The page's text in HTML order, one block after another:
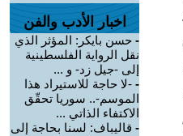
اخبار الأدب والفن
- حسن بايكر: المؤثر الذي
نقل الرواية الفلسطينية
إلى -جيل زد- و ...
- -لا حاجة للاستيراد هذا
الموسم-.. سوريا تحقّق
الاكتفاء الذاتي ...
- قاليباف: لسنا بحاجة إلى